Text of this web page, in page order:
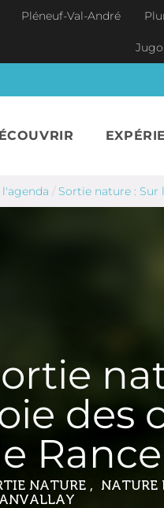
principal
Pléneuf-Val-André
l'agenda / Sortie nature : Sur
des
Rance
NATURE ,